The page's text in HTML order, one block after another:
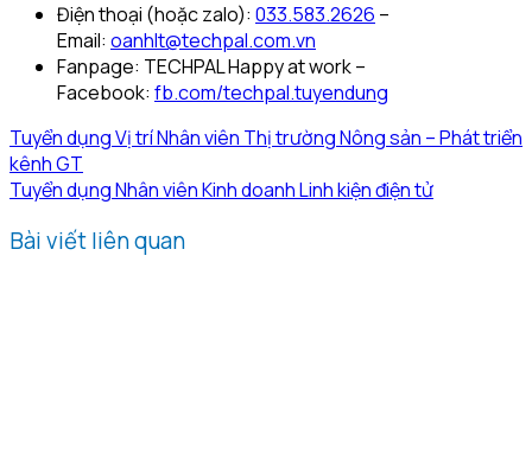
Điện thoại (hoặc zalo): 033.583.2626 –
Email: oanhlt@techpal.com.vn
Fanpage: TECHPAL Happy at work –
Facebook: fb.com/techpal.tuyendung
Tuyển dụng Vị trí Nhân viên Thị trường Nông sản – Phát triển
kênh GT
Tuyển dụng Nhân viên Kinh doanh Linh kiện điện tử
Bài viết liên quan